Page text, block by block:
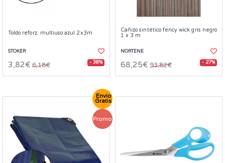
Toldo reforz. multiuso azul 2x3m
STOKER
3,82€ 6,18€ - 38%
Cañizo sintético fency wick gris negro
1 x 3 m
NORTENE
68,25€ 93,82€ - 27%
Envío
Gratis
Promo